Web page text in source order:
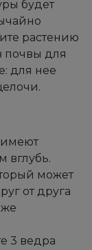
будет
растению
почвы для
для нее
вглубь.
может
от друга
3 ведра